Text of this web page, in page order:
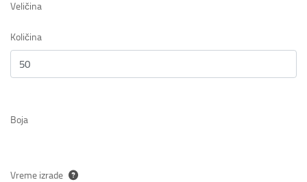
Veličina
Količina
Boja
Vreme izrade